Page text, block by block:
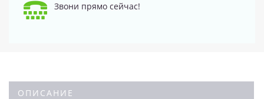
Звони прямо сейчас!
ОПИСАНИЕ